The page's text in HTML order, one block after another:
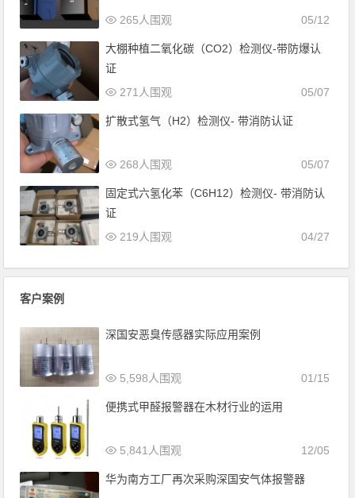
05/12
265人围观
大棚种植二氧化碳（CO2）检测仪-带防爆认
证
05/07
271人围观
扩散式氢气（H2）检测仪- 带消防认证
05/07
268人围观
固定式六氢化苯（C6H12）检测仪- 带消防认
证
04/27
219人围观
客户案例
深国安恶臭传感器实际应用案例
01/15
5,598人围观
便携式甲醛报警器在木材行业的运用
12/05
5,841人围观
华为南方工厂再次采购深国安气体报警器